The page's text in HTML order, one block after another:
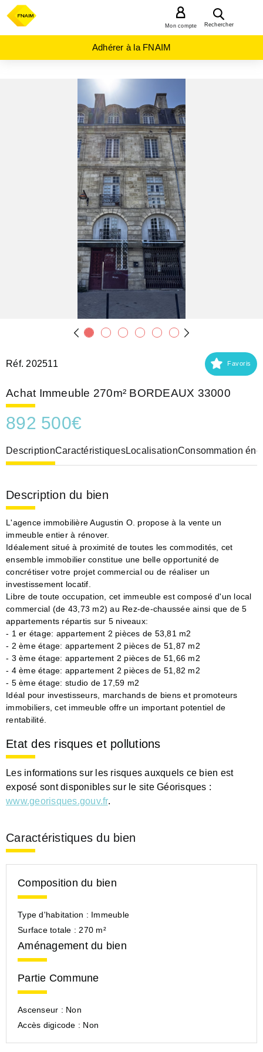
Rechercher
Mon compte
Adhérer à la FNAIM
Réf. 202511 Favoris
Achat Immeuble 270m² BORDEAUX 33000
892 500€
DescriptionCaractéristiquesLocalisationConsommation
Description du bien
L'agence immobilière Augustin O. propose à la vente un
immeuble entier à rénover.
Idéalement situé à proximité de toutes les commodités, cet
ensemble immobilier constitue une belle opportunité de
concrétiser votre projet commercial ou de réaliser un
investissement locatif.
Libre de toute occupation, cet immeuble est composé d'un local
commercial (de 43,73 m2) au Rez-de-chaussée ainsi que de 5
appartements répartis sur 5 niveaux:
- 1 er étage: appartement 2 pièces de 53,81 m2
- 2 ème étage: appartement 2 pièces de 51,87 m2
- 3 ème étage: appartement 2 pièces de 51,66 m2
- 4 ème étage: appartement 2 pièces de 51,82 m2
- 5 ème étage: studio de 17,59 m2
Idéal pour investisseurs, marchands de biens et promoteurs
immobiliers, cet immeuble offre un important potentiel de
rentabilité.
Etat des risques et pollutions
Les informations sur les risques auxquels ce bien est
exposé sont disponibles sur le site Géorisques :
www.georisques.gouv.fr.
Caractéristiques du bien
Composition du bien
Type d'habitation : Immeuble
Surface totale : 270 m²
Aménagement du bien
Partie Commune
Ascenseur : Non
Accès digicode : Non